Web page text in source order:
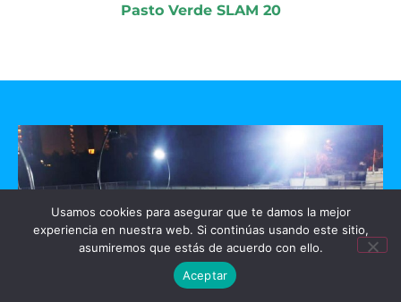
Pasto Verde SLAM 20
Usamos cookies para asegurar que te damos la mejor
experiencia en nuestra web. Si continúas usando este sitio,
asumiremos que estás de acuerdo con ello.
Aceptar